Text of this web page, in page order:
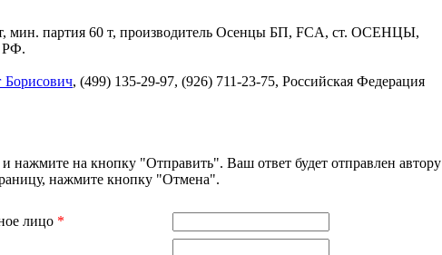
мин. партия 60 т, производитель Осенцы БП, FCA, ст. ОСЕНЦЫ,
РФ.
Борисович, (499) 135-29-97, (926) 711-23-75, Российская Федерация
нажмите на кнопку "Отправить". Ваш ответ будет отправлен автору
нажмите кнопку "Отмена".
лицо *